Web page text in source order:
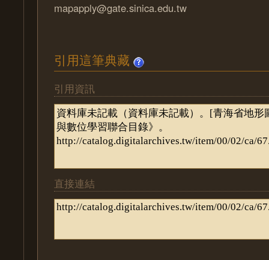
mapapply@gate.sinica.edu.tw
引用這筆典藏
引用資訊
直接連結